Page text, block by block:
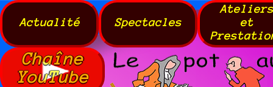
Actualité Spectacles
Ateliers
et
Chaîne
YouTube